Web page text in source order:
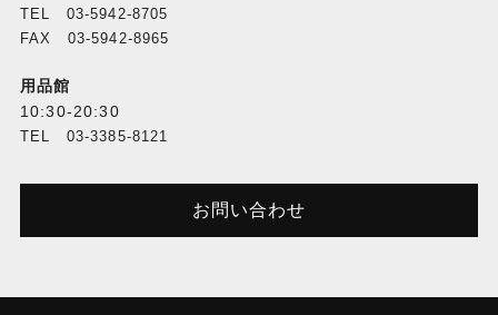
TEL 03-5942-8705
FAX 03-5942-8965
用品館
10:30-20:30
TEL 03-3385-8121
お問い合わせ